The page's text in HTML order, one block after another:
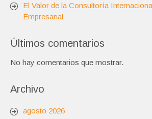
El Valor de la Consultoría
Empresarial
Últimos comentarios
No hay comentarios que mostrar.
Archivo
agosto 2026